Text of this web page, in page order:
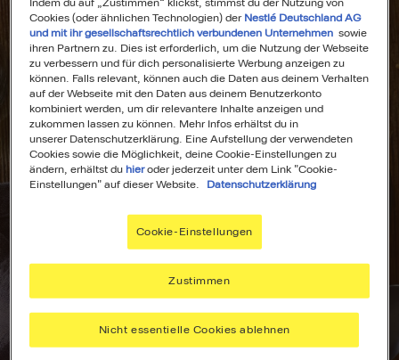
All Deine
Lieblingsrezepte
an einem Ort!
suchen –
speichere deine
aller liebsten
Rezepte, sammle
Inspiration und
hab alles immer
griffbereit.
Dein
Wochenplaner für
stressfreies
Kochen!
Plane deine
Mahlzeiten mit
dem MAGGI
passend zu
deinen Vorlieben.
Indem du auf „Zustimmen“ klickst, stimmst du der Nutzung von
Cookies (oder ähnlichen Technologien) der Nestlé Deutschland AG
und mit ihr gesellschaftsrechtlich verbundenen Unternehmen sowie
ihren Partnern zu. Dies ist erforderlich, um die Nutzung der Webseite
zu verbessern und für dich personalisierte Werbung anzeigen zu
können. Falls relevant, können auch die Daten aus deinem Verhalten
auf der Webseite mit den Daten aus deinem Benutzerkonto
kombiniert werden, um dir relevantere Inhalte anzeigen und
zukommen lassen zu können. Mehr Infos erhältst du in
unserer Datenschutzerklärung. Eine Aufstellung der verwendeten
Cookies sowie die Möglichkeit, deine Cookie-Einstellungen zu
ändern, erhältst du hieroder jederzeit unter dem Link "Cookie-
Einstellungen" auf dieser Website.
Datenschutzerklärung
Cookie-Einstellungen
Nicht essentielle Cookies ablehnen
Zustimmen